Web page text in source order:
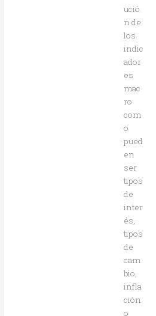
ució
n de
los
indic
ador
es
mac
ro
com
o
pued
en
ser
tipos
de
inter
és,
tipos
de
cam
bio,
infla
ción
o